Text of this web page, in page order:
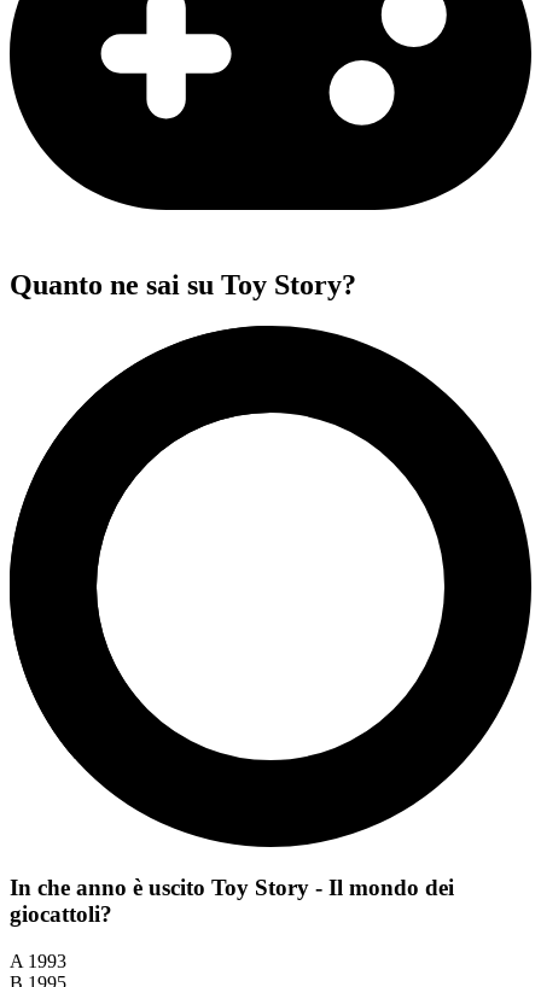
Quanto ne sai su Toy Story?
In che anno è uscito Toy Story - Il mondo dei
giocattoli?
A 1993
B 1995